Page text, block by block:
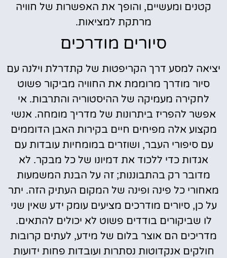
קטנים ומעשיים, והופך את האפשרות של חוויה
מרתקת למציאות.
סיורים מודרכים
יציאה למסע דרך הקריפטות של קתדרלת וילנה עם
סיור מודרך מרוממת את החוויה מביקור פשוט
לחקירה מעמיקה של ההיסטוריה והתרבות. אי
אפשר להפריז ביתרונות של מדריך מומחה. אנשי
מקצוע אלה מפיחים חיים בקירות האבן הדוממים
עם סיפורי העבר, ושוזרים במומחיות עובדות עם
אגדות כדי ללכוד את דמיונו של כל מבקר. לא
מדובר רק בהתבוננות; זה על הבנת המשמעות
מאחורי כל פינה ופינה של המקום העתיק הזה. יתר
על כן, סיורים מודרכים מציעים עומק ידע שאין שני
לו שביקורים בודדים פשוט לא יכולים להתאים.
מדריכים הם אוצר בלום של מידע, לעתים קרובות
חולקים אנקדוטות נסתרות ועובדות פחות ידועות